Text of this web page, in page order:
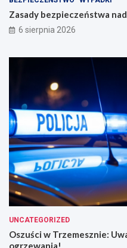
a
d
w
o
ą
u
c
z
d
o
o
c
a
l
e
n
i
a
w
a
ż
a
n
ł
s
z
y
w
y
c
h
k
o
n
t
r
Zasady bezpieczeństwa
6 sierpnia 2026
UNCATEGORIZED
Oszuści w Trzemesznie: